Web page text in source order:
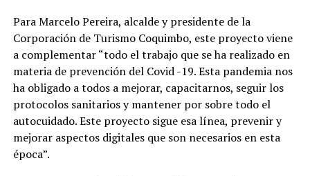
Para Marcelo Pereira, alcalde y presidente de la
Corporación de Turismo Coquimbo, este proyecto viene
a complementar “todo el trabajo que se ha realizado en
materia de prevención del Covid -19. Esta pandemia nos
ha obligado a todos a mejorar, capacitarnos, seguir los
protocolos sanitarios y mantener por sobre todo el
autocuidado. Este proyecto sigue esa línea, prevenir y
mejorar aspectos digitales que son necesarios en esta
época”.